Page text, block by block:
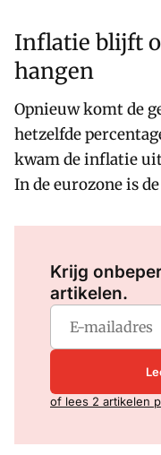
Inflatie blijft
hangen
Opnieuw komt de
hetzelfde
kwam de inflatie
In de eurozone is
Krijg
artikelen.
of lees 2 artikelen